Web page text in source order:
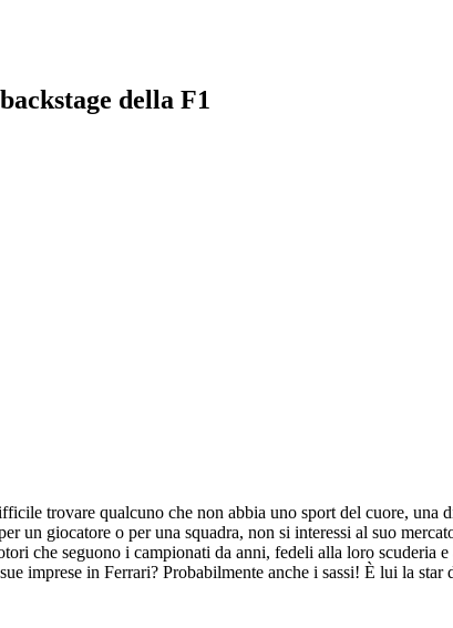
della F1
trovare qualcuno che non abbia uno sport del cuore,
un giocatore o per una squadra, non si interessi al suo
che seguono i campionati da anni, fedeli alla loro scuderia
imprese in Ferrari? Probabilmente anche i sassi! È lui la